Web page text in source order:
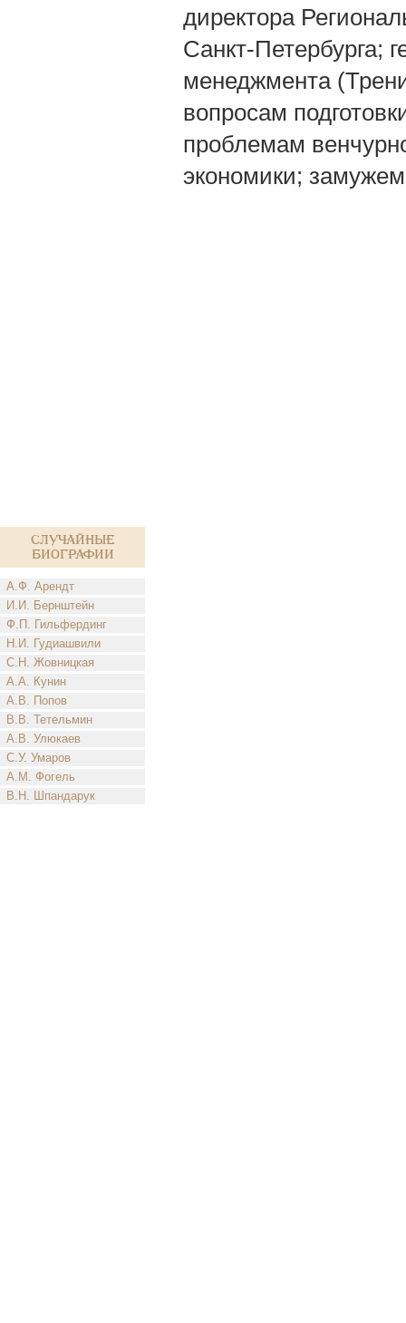
Случайные
биографии
А.Ф. Арендт
И.И. Бернштейн
Ф.П. Гильфердинг
Н.И. Гудиашвили
С.Н. Жовницкая
А.А. Кунин
А.В. Попов
В.В. Тетельмин
А.В. Улюкаев
С.У. Умаров
А.М. Фогель
В.Н. Шпандарук
директора
Санкт-Петербурга;
менеджмента
вопросам
проблемам
экономики;